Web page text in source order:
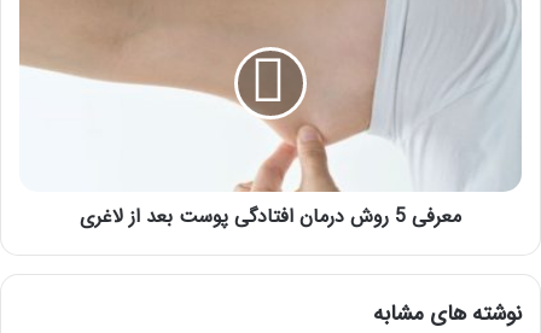
روش
درمان
لاغری
معرفی 5 روش درمان افتادگی پوست بعد از لاغری
نوشته های مشابه